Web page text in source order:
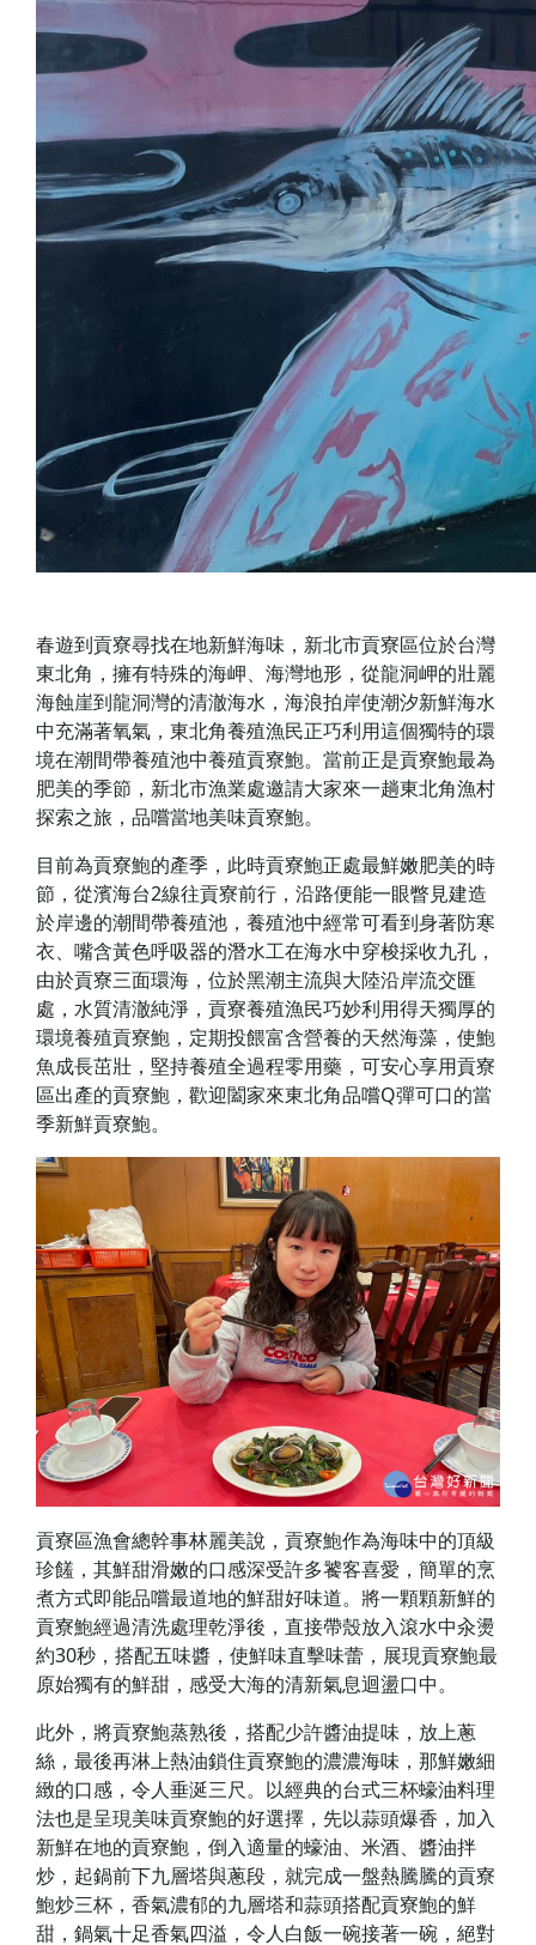
春遊到貢寮尋找在地新鮮海味，新北市貢寮區位於台灣
東北角，擁有特殊的海岬、海灣地形，從龍洞岬的壯麗
海蝕崖到龍洞灣的清澈海水，海浪拍岸使潮汐新鮮海水
中充滿著氧氣，東北角養殖漁民正巧利用這個獨特的環
境在潮間帶養殖池中養殖貢寮鮑。當前正是貢寮鮑最為
肥美的季節，新北市漁業處邀請大家來一趟東北角漁村
探索之旅，品嚐當地美味貢寮鮑。
目前為貢寮鮑的產季，此時貢寮鮑正處最鮮嫩肥美的時
節，從濱海台2線往貢寮前行，沿路便能一眼瞥見建造
於岸邊的潮間帶養殖池，養殖池中經常可看到身著防寒
衣、嘴含黃色呼吸器的潛水工在海水中穿梭採收九孔，
由於貢寮三面環海，位於黑潮主流與大陸沿岸流交匯
處，水質清澈純淨，貢寮養殖漁民巧妙利用得天獨厚的
環境養殖貢寮鮑，定期投餵富含營養的天然海藻，使鮑
魚成長茁壯，堅持養殖全過程零用藥，可安心享用貢寮
區出產的貢寮鮑，歡迎闔家來東北角品嚐Q彈可口的當
季新鮮貢寮鮑。
貢寮區漁會總幹事林麗美說，貢寮鮑作為海味中的頂級
珍饈，其鮮甜滑嫩的口感深受許多饕客喜愛，簡單的烹
煮方式即能品嚐最道地的鮮甜好味道。將一顆顆新鮮的
貢寮鮑經過清洗處理乾淨後，直接帶殼放入滾水中汆燙
約30秒，搭配五味醬，使鮮味直擊味蕾，展現貢寮鮑最
原始獨有的鮮甜，感受大海的清新氣息迴盪口中。
此外，將貢寮鮑蒸熟後，搭配少許醬油提味，放上蔥
絲，最後再淋上熱油鎖住貢寮鮑的濃濃海味，那鮮嫩細
緻的口感，令人垂涎三尺。以經典的台式三杯蠔油料理
法也是呈現美味貢寮鮑的好選擇，先以蒜頭爆香，加入
新鮮在地的貢寮鮑，倒入適量的蠔油、米酒、醬油拌
炒，起鍋前下九層塔與蔥段，就完成一盤熱騰騰的貢寮
鮑炒三杯，香氣濃郁的九層塔和蒜頭搭配貢寮鮑的鮮
甜，鍋氣十足香氣四溢，令人白飯一碗接著一碗，絕對